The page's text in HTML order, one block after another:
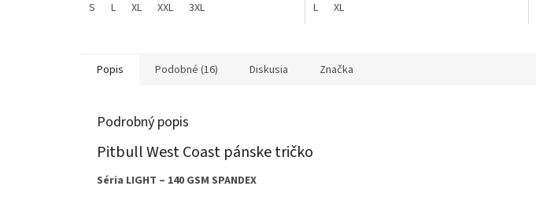
S L XL XXL 3XL L XL
Popis Podobné (16) Diskusia Značka
Podrobný popis
Pitbull West Coast pánske tričko
Séria LIGHT – 140 GSM SPANDEX